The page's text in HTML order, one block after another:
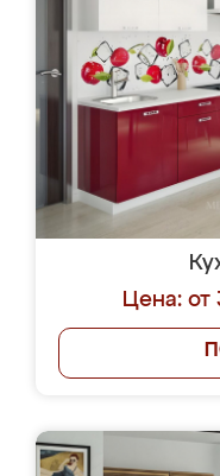
Цена: от